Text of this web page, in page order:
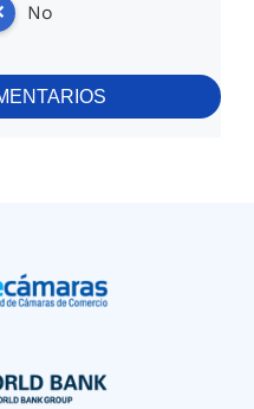
No